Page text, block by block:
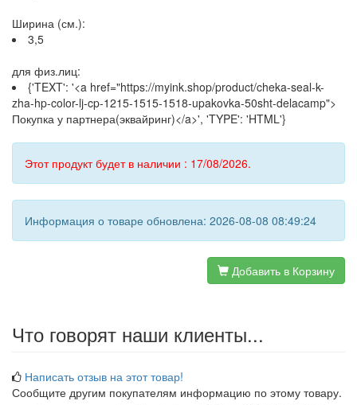
Ширина (см.):
3,5
для физ.лиц:
{'TEXT': '<a href="https://myink.shop/product/cheka-seal-k-
zha-hp-color-lj-cp-1215-1515-1518-upakovka-50sht-delacamp">
Покупка у партнера(эквайринг)</a>', 'TYPE': 'HTML'}
Этот продукт будет в наличии : 17/08/2026.
Информация о товаре обновлена: 2026-08-08 08:49:24
Добавить в Корзину
Что говорят наши клиенты...
Написать отзыв на этот товар!
Сообщите другим покупателям информацию по этому товару.